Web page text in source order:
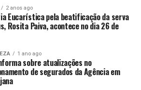
2 anos ago
Eucarística pela beatificação da serva
Rosita Paiva, acontece no dia 26 de
1 ano ago
sobre atualizações no
de segurados da Agência em